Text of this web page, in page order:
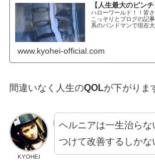
【人生最大のピン
ハローワールド！！皆
こっそりとブログの記
系のバンドマンで現在
www.kyohei-official.com
間違いなく人生のQOLが下がりま
KYOHEI
ヘルニアは一生治ら
つけて改善するしかな